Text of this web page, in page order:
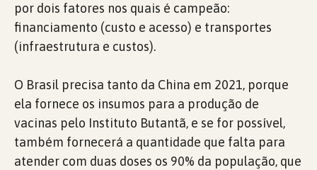
por dois fatores nos quais é campeão:
financiamento (custo e acesso) e transportes
(infraestrutura e custos).
O Brasil precisa tanto da China em 2021, porque
ela fornece os insumos para a produção de
vacinas pelo Instituto Butantã, e se for possível,
também fornecerá a quantidade que falta para
atender com duas doses os 90% da população, que